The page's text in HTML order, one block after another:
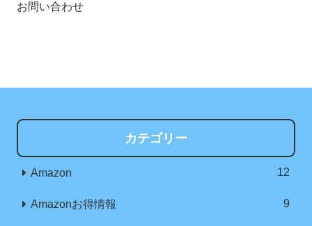
お問い合わせ
カテゴリー
Amazon 12
Amazonお得情報 9